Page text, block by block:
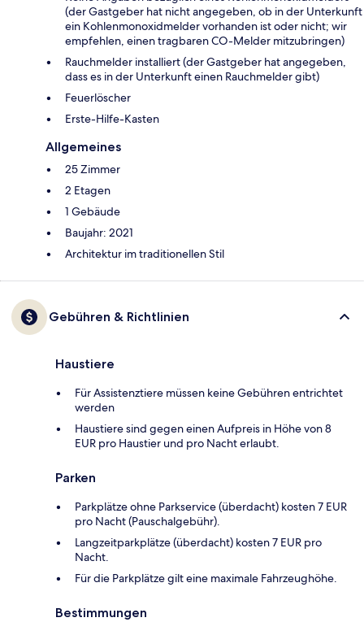
(der Gastgeber hat nicht angegeben, ob in der Unterkunft
ein Kohlenmonoxidmelder vorhanden ist oder nicht; wir
empfehlen, einen tragbaren CO-Melder mitzubringen)
Rauchmelder installiert (der Gastgeber hat angegeben,
dass es in der Unterkunft einen Rauchmelder gibt)
Feuerlöscher
Ers­te-Hil­fe-Kas­ten
Allgemeines
25 Zimmer
2 Etagen
1 Gebäude
Baujahr: 2021
Architektur im traditionellen Stil
Gebühren & Richtlinien
Haustiere
Für Assistenztiere müssen keine Gebühren entrichtet
werden
Haustiere sind gegen einen Aufpreis in Höhe von 8
EUR pro Haustier und pro Nacht erlaubt.
Parken
Parkplätze ohne Parkservice (überdacht) kosten 7 EUR
pro Nacht (Pauschalgebühr).
Langzeitparkplätze (überdacht) kosten 7 EUR pro
Nacht.
Für die Parkplätze gilt eine maximale Fahrzeughöhe.
Bestimmungen